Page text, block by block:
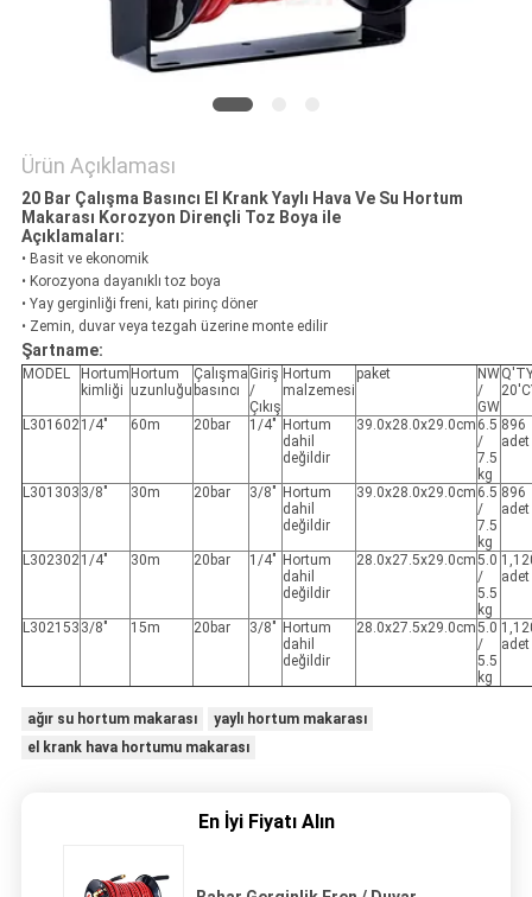
Ürün Açıklaması
20 Bar Çalışma Basıncı El Krank Yaylı Hava Ve Su Hortum
Makarası Korozyon Dirençli Toz Boya ile
Açıklamaları:
• Basit ve ekonomik
• Korozyona dayanıklı toz boya
• Yay gerginliği freni, katı pirinç döner
• Zemin, duvar veya tezgah üzerine monte edilir
Şartname:
MODEL
Hortum
kimliği
Hortum
uzunluğu
Çalışma
basıncı
Giriş
/
Çıkış
Hortum
malzemesi
paket
NW
/
GW
L3016021/4" 60m 20bar 1/4" Hortum
dahil
değildir
39.0x28.0x29.0cm 6.5
/
7.5
kg
896
adet
L301303 3/8" 30m 20bar 3/8" Hortum
dahil
değildir
39.0x28.0x29.0cm 6.5
/
7.5
kg
896
adet
L3023021/4" 30m 20bar 1/4" Hortum
dahil
değildir
28.0x27.5x29.0cm5.0
/
5.5
kg
adet
L302153 3/8" 15m 20bar 3/8" Hortum
dahil
değildir
28.0x27.5x29.0cm5.0
/
5.5
kg
adet
ağır su hortum makarası
yaylı hortum makarası
el krank hava hortumu makarası
En İyi Fiyatı Alın